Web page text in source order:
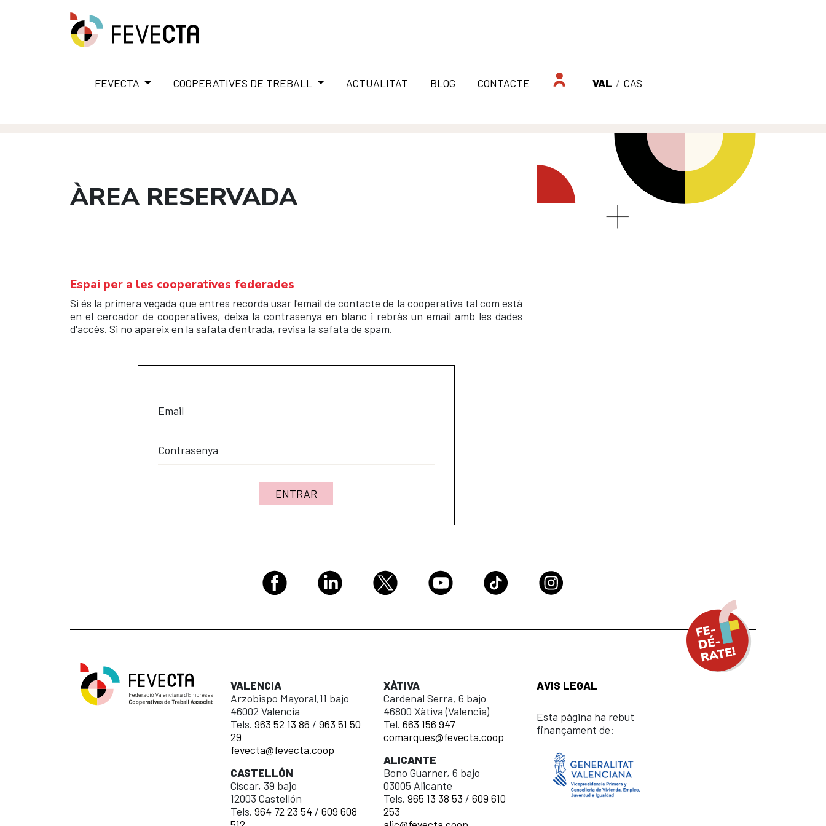
FEVECTA COOPERATIVES DE TREBALL ACTUALITAT BLOG CONTACTE VAL / CAS
ÀREA RESERVADA
Espai per a les cooperatives federades
Si és la primera vegada que entres recorda usar l'email de contacte de la cooperativa tal com està
en el cercador de cooperatives, deixa la contrasenya en blanc i rebràs un email amb les dades
d'accés. Si no apareix en la safata d'entrada, revisa la safata de spam.
Email
Contrasenya
ENTRAR
VALENCIA
Arzobispo Mayoral,11 bajo
46002 Valencia
Tels. 963 52 13 86 / 963 51 50
29
fevecta@fevecta.coop
CASTELLÓN
Císcar, 39 bajo
12003 Castellón
Tels. 964 72 23 54 / 609 608
XÀTIVA
Cardenal Serra, 6 bajo
46800 Xàtiva (Valencia)
Tel. 663 156 947
comarques@fevecta.coop
ALICANTE
Bono Guarner, 6 bajo
03005 Alicante
Tels. 965 13 38 53 / 609 610
253
AVIS LEGAL
Esta pàgina ha rebut
finançament de: